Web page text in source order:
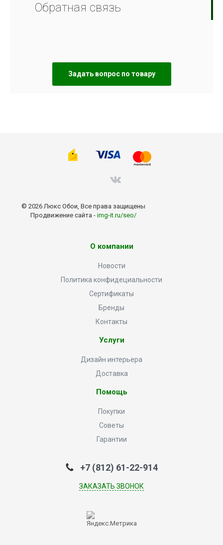
Обратная связь
Задать вопрос по товару
© 2026 Люкс Обои, Все права защищены
Продвижение сайта - img-it.ru/seo/
О компании
Новости
Политика конфидециальности
Сертификаты
Бренды
Контакты
Услуги
Дизайн интерьера
Доставка
Помощь
Покупки
Советы
Гарантии
+7 (812) 61-22-914
ЗАКАЗАТЬ ЗВОНОК